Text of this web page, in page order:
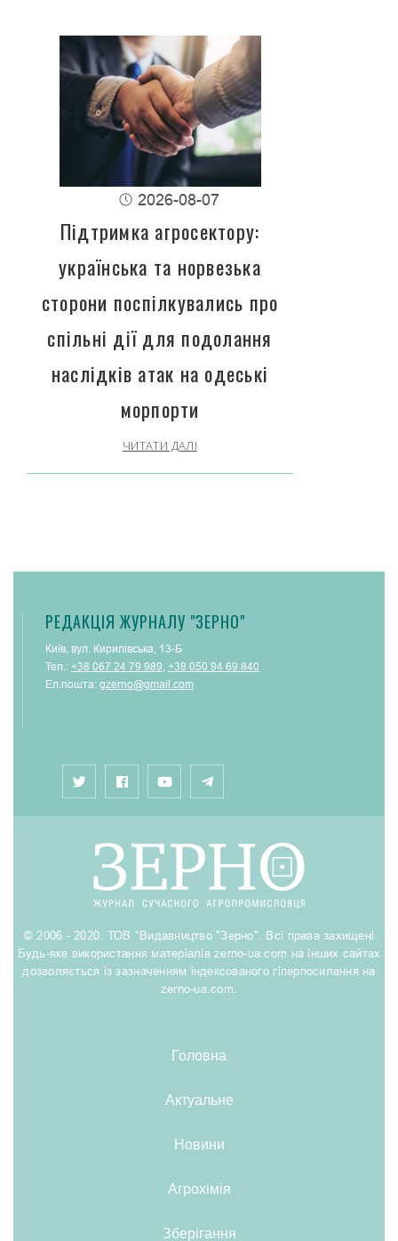
2026-08-07
Підтримка агросектору:
українська та норвезька
сторони поспілкувались про
спільні дії для подолання
наслідків атак на одеські
морпорти
ЧИТАТИ ДАЛІ
РЕДАКЦІЯ ЖУРНАЛУ "ЗЕРНО"
Київ, вул. Кирилівська, 13-Б
Тел.: +38 067 24 79 989 +38 050 94 69 840
Ел.пошта: gzerno@gmail.com
© 2006 - 2020. ТОВ "Видавництво "Зерно". Всі права захищені
Будь-яке використання матеріалів zerno-ua.com на інших сайтах
дозволяється із зазначенням індексованого гіперпосилання на
zerno-ua.com.
Головна
Актуальне
Новини
Агрохімія
Зберігання